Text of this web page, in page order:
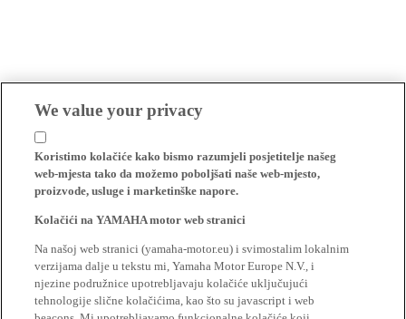
We value your privacy
Koristimo kolačiće kako bismo razumjeli posjetitelje našeg
web-mjesta tako da možemo poboljšati naše web-mjesto,
proizvode, usluge i marketinške napore.
Kolačići na YAMAHA motor web stranici
Na našoj web stranici (yamaha-motor.eu) i svimostalim lokalnim
verzijama dalje u tekstu mi, Yamaha Motor Europe N.V., i
njezine podružnice upotrebljavaju kolačiće uključujući
tehnologije slične kolačićima, kao što su javascript i web